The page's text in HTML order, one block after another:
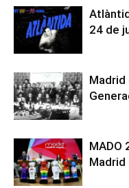
24 de
MADO
Madrid